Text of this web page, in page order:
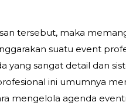
tersebut, maka
suatu event
sangat detail dan
ini umumnya
mengelola agenda